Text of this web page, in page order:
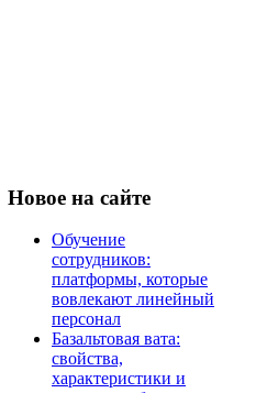
Новое на сайте
Обучение
сотрудников:
платформы, которые
вовлекают линейный
персонал
Базальтовая вата:
свойства,
характеристики и